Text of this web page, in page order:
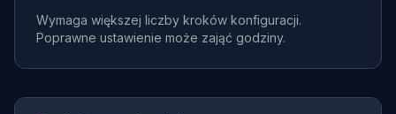
Wymaga większej liczby kroków konfiguracji.
Poprawne ustawienie może zająć godziny.